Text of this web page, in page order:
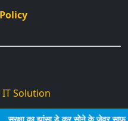
सुरक्षा का झांसा डे कर सोने के जेवर साफ,
IT Solution